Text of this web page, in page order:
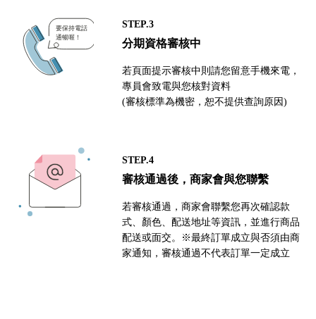
STEP.3
分期資格審核中
若頁面提示審核中則請您留意手機來電，
專員會致電與您核對資料
(審核標準為機密，恕不提供查詢原因)
STEP.4
審核通過後，商家會與您聯繫
若審核通過，商家會聯繫您再次確認款
式、顏色、配送地址等資訊，並進行商品
配送或面交。※最終訂單成立與否須由商
家通知，審核通過不代表訂單一定成立